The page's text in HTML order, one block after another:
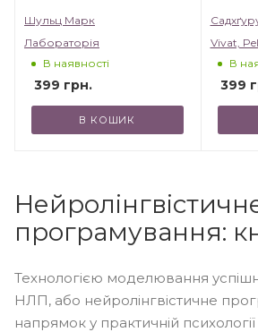
Шульц Марк
Лабораторія
В наявності
399 грн.
В КОШИК
Vivat,
В
399
програмування:
Технологією моделювання
НЛП, або нейролінгвістичне
напрямок у практичній психології